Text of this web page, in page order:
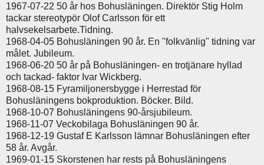
1967-07-22 50 år hos Bohusläningen. Direktör Stig Holm
tackar stereotypör Olof Carlsson för ett
halvsekelsarbete.Tidning.
1968-04-05 Bohusläningen 90 år. En "folkvänlig" tidning var
målet. Jubileum.
1968-06-20 50 år på Bohusläningen- en trotjänare hyllad
och tackad- faktor Ivar Wickberg.
1968-08-15 Fyramiljonersbygge i Herrestad för
Bohusläningens bokproduktion. Böcker. Bild.
1968-10-07 Bohusläningens 90-årsjubileum.
1968-11-07 Veckobilaga Bohusläningen 90 år.
1968-12-19 Gustaf E Karlsson lämnar Bohusläningen efter
58 år. Avgår.
1969-01-15 Skorstenen har rests på Bohusläningens